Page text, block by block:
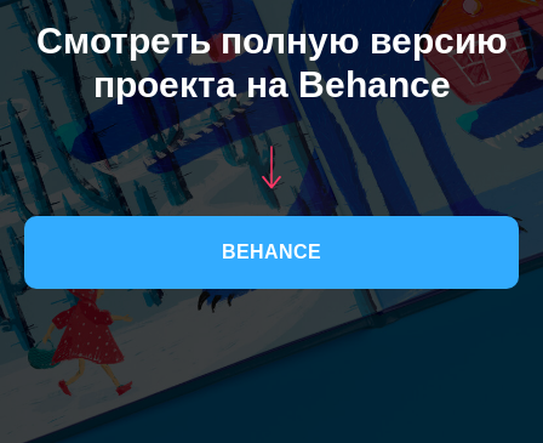
Смотреть полную версию
проекта на Behance
BEHANCE